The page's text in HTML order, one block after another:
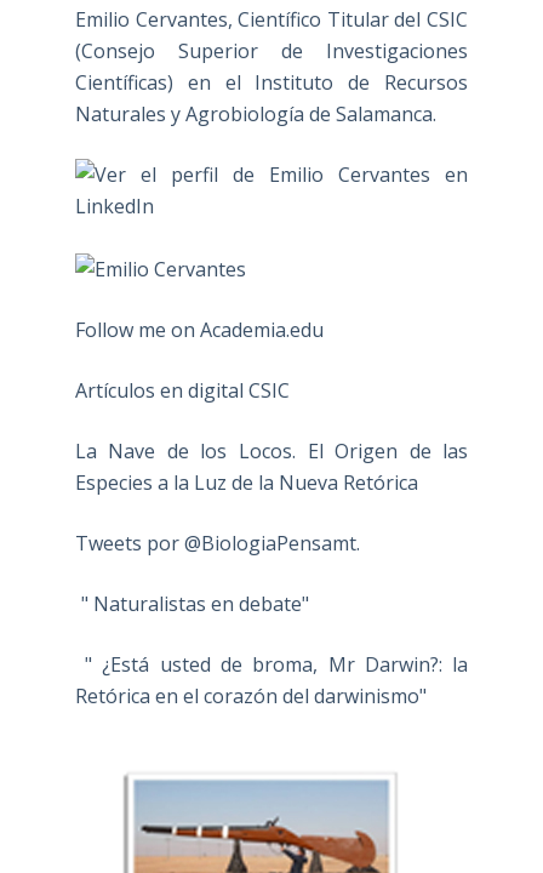
Emilio Cervantes, Científico Titular del CSIC
(Consejo Superior de Investigaciones
Científicas) en el Instituto de Recursos
Naturales y Agrobiología de Salamanca.
Follow me on Academia.edu
Artículos en digital CSIC
La Nave de los Locos. El Origen de las
Especies a la Luz de la Nueva Retórica
Tweets por @BiologiaPensamt.
" Naturalistas en debate"
" ¿Está usted de broma, Mr Darwin?: la
Retórica en el corazón del darwinismo"